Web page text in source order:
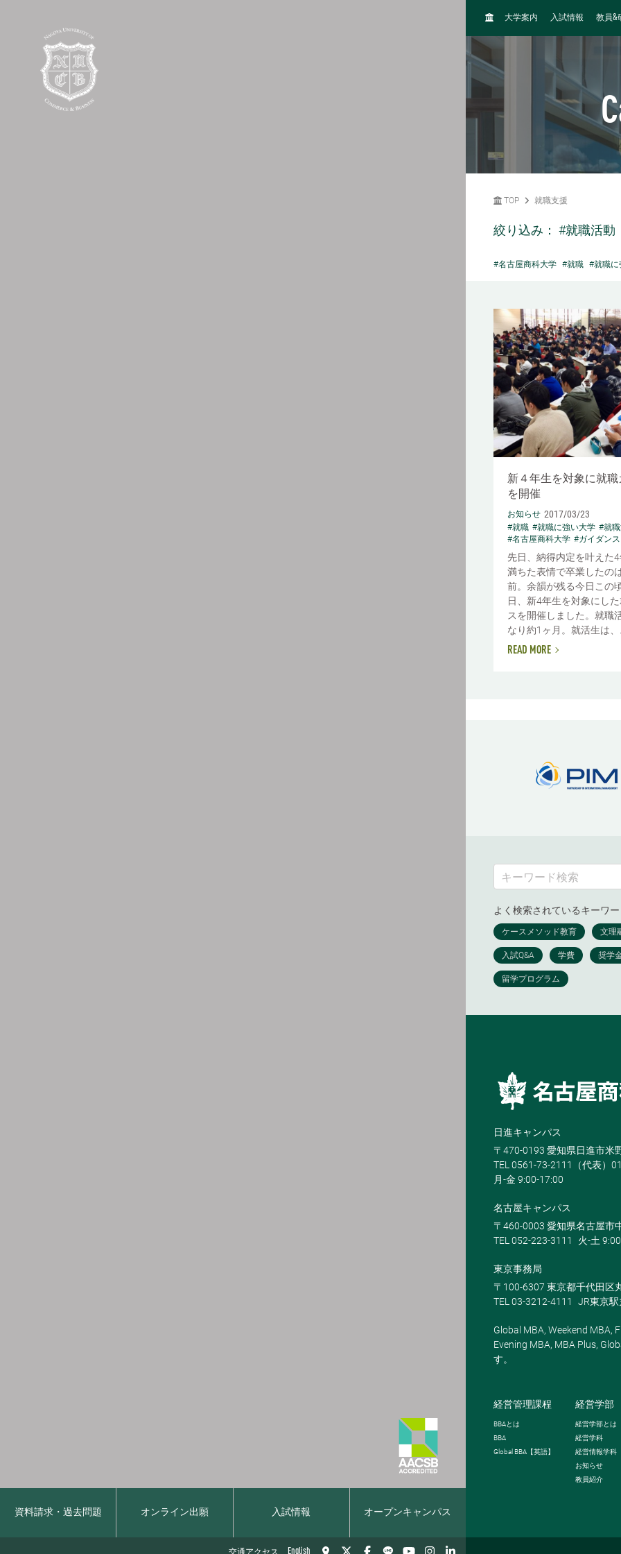
資料請求・過去問題 オンライン出願 入試情報 オープンキャンパス
交通アクセス English
H
大学案内 入試情報 教員&
TOP 就職支援
絞り込み： #就職活動
#名古屋商科大学 #就職 #就職に
新４年生を対象に就
を開催
お知らせ 2017/03/23
#就職 #就職に強い大学 #就
#名古屋商科大学 #ガイダンス
先日、納得内定を叶えた
満ちた表情で卒業したの
前。余韻が残る今日この
日、新4年生を対象にし
スを開催しました。就職
なり約1ヶ月。就活生は、
READ MORE
よく検索されているキーワ
日進キャンパス
〒470-0193 愛知県日進市米
TEL 0561-73-2111（代表）
月-金 9:00-17:00
名古屋キャンパス
〒460-0003 愛知県名古屋市
TEL 052-223-3111
火-土
東京事務局
〒100-6307 東京都千代田区
TEL 03-3212-4111
JR東京
Global MBA, Weekend MBA,
Evening MBA, MBA Plus,
す。
経営管理課程
BBAとは
BBA
Global BBA 【英語】
経営学部
経営学部とは
経営学科
経営情報学科
お知らせ
教員紹介